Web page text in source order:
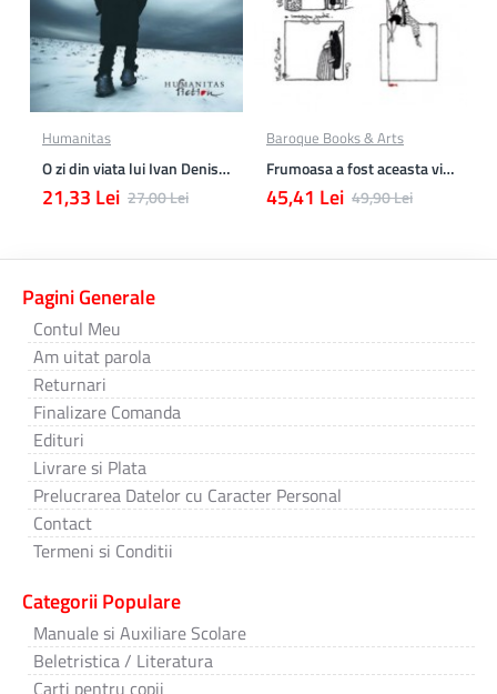
Humanitas
O zi din viata lui Ivan Denisovici
21,33 Lei 27,00 Lei
Baroque Books & Arts
Frumoasa a fost aceasta viata. totusi.
45,41 Lei 49,90 Lei
Pagini Generale
Contul Meu
Am uitat parola
Returnari
Finalizare Comanda
Edituri
Livrare si Plata
Prelucrarea Datelor cu Caracter Personal
Contact
Termeni si Conditii
Categorii Populare
Manuale si Auxiliare Scolare
Beletristica / Literatura
Carti pentru copii